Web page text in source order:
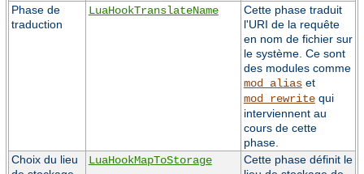
Phase de
traduction
LuaHookTranslateName
Cette phase traduit
l'URI de la requête
en nom de fichier sur
le système. Ce sont
des modules comme
mod_aliaset
mod_rewritequi
interviennent au
cours de cette
phase.
Choix du lieu
LuaHookMapToStorage
Cette phase définit le